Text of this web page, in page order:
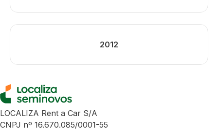
2012
LOCALIZA Rent a Car S/A
CNPJ nº 16.670.085/0001-55